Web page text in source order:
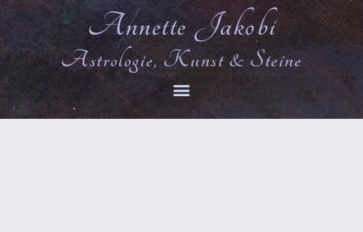
Annette Jakobi
Astrologie, Kunst & Steine